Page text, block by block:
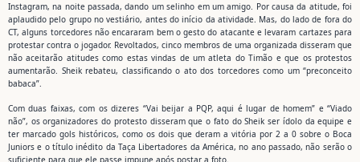
Instagram, na noite passada, dando um selinho em um amigo. Por causa da atitude, foi
aplaudido pelo grupo no vestiário, antes do início da atividade. Mas, do lado de fora do
CT, alguns torcedores não encararam bem o gesto do atacante e levaram cartazes para
protestar contra o jogador. Revoltados, cinco membros de uma organizada disseram que
não aceitarão atitudes como estas vindas de um atleta do Timão e que os protestos
aumentarão. Sheik rebateu, classificando o ato dos torcedores como um “preconceito
babaca”.
Com duas faixas, com os dizeres “Vai beijar a PQP, aqui é lugar de homem” e “Viado
não”, os organizadores do protesto disseram que o fato do Sheik ser ídolo da equipe e
ter marcado gols históricos, como os dois que deram a vitória por 2 a 0 sobre o Boca
Juniors e o título inédito da Taça Libertadores da América, no ano passado, não serão o
suficiente para que ele passe impune após postar a foto.